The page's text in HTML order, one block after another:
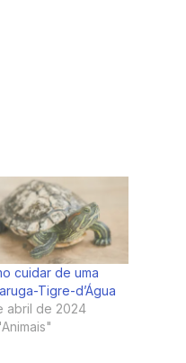
cuidar de uma
Tigre-d’Água
abril de 2024